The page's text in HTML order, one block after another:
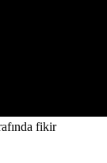
fikir